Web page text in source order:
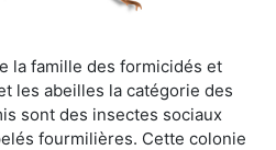
la famille des formicidés et
les abeilles la catégorie des
sont des insectes sociaux
fourmilières. Cette colonie